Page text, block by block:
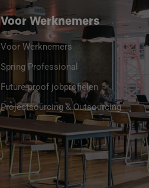
Voor Werknemers
Voor Werknemers
Spring Professional
Future-proof jobprofielen
Projectsourcing & Outsourcing